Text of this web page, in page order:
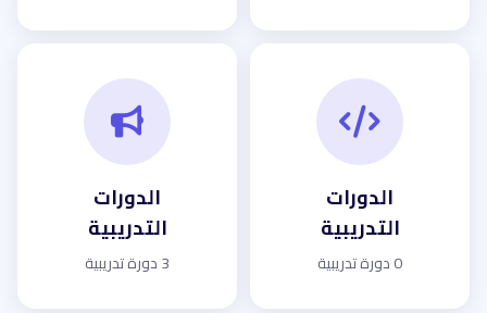
الدورات
التدريبية
0 دورة تدريبية
الدورات
التدريبية
3 دورة تدريبية